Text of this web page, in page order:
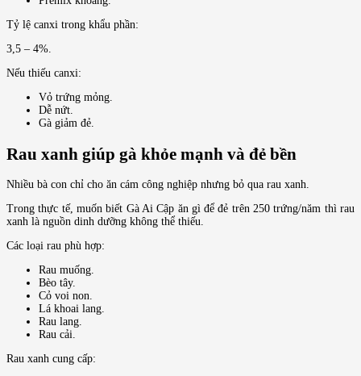
Tỷ lệ canxi trong khẩu phần:
3,5 – 4%.
Nếu thiếu canxi:
Vỏ trứng mỏng.
Dễ nứt.
Gà giảm đẻ.
Rau xanh giúp gà khỏe mạnh và đẻ bền
Nhiều bà con chỉ cho ăn cám công nghiệp nhưng bỏ qua rau xanh.
Trong thực tế, muốn biết Gà Ai Cập ăn gì để đẻ trên 250 trứng/năm thì rau
xanh là nguồn dinh dưỡng không thể thiếu.
Các loại rau phù hợp:
Rau muống.
Bèo tây.
Cỏ voi non.
Lá khoai lang.
Rau lang.
Rau cải.
Rau xanh cung cấp: